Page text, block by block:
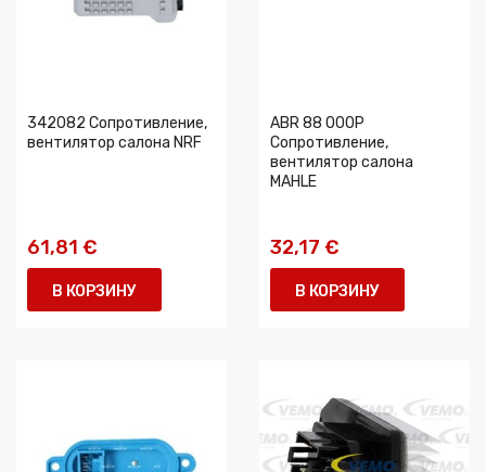
342082 Сопротивление,
вентилятор салона NRF
61,81 €
В КОРЗИНУ
ABR 88 000P
Сопротивление,
вентилятор салона
MAHLE
32,17 €
В КОРЗИНУ